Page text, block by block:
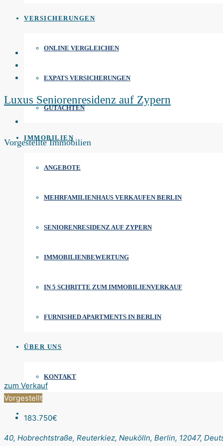
VERSICHERUNGEN
ONLINE VERGLEICHEN
EXPATS VERSICHERUNGEN
GUTACHTEN
IMMOBILIEN
ANGEBOTE
MEHRFAMILIENHAUS VERKAUFEN BERLIN
SENIORENRESIDENZ AUF ZYPERN
IMMOBILIENBEWERTUNG
IN 5 SCHRITTE ZUM IMMOBILIENVERKAUF
FURNISHED APARTMENTS IN BERLIN
ÜBER UNS
KONTAKT
Luxus Seniorenresidenz auf Zypern
Vorgestellte Immobilien
zum Verkauf
Vorgestellt
183.750€
40, Hobrechtstraße, Reuterkiez, Neukölln, Berlin, 12047,